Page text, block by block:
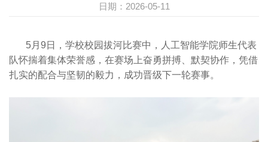
日期：2026-05-11
5月9日，学校校园拔河比赛中，人工智能学院师生代表
队怀揣着集体荣誉感，在赛场上奋勇拼搏、默契协作，凭借
扎实的配合与坚韧的毅力，成功晋级下一轮赛事。